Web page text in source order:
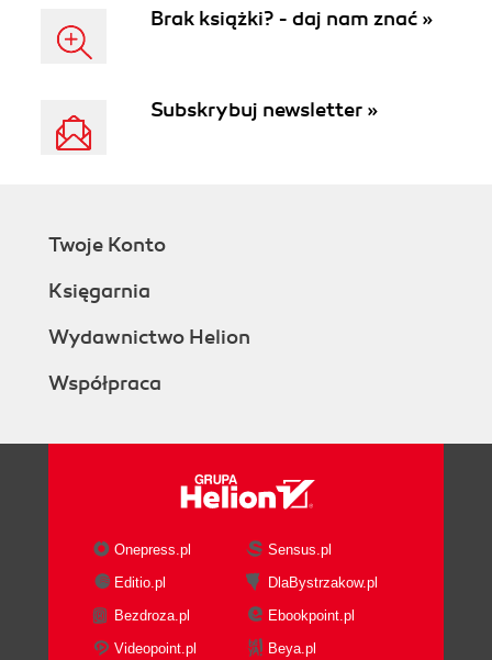
Brak książki? - daj nam znać »
Subskrybuj newsletter »
Twoje Konto
Księgarnia
Wydawnictwo Helion
Współpraca
Onepress.pl
Sensus.pl
Editio.pl
DlaBystrzakow.pl
Bezdroza.pl
Ebookpoint.pl
Videopoint.pl
Beya.pl